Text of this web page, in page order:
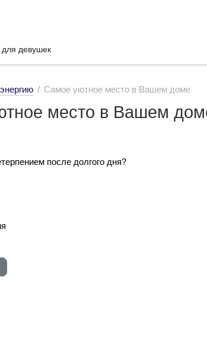
девушек
Самое уютное место в Вашем доме
место в Вашем
после долгого дня?